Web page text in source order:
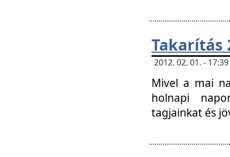
Takarítás
2012. 02. 01. -
Mivel a mai
holnapi
tagjainkat és